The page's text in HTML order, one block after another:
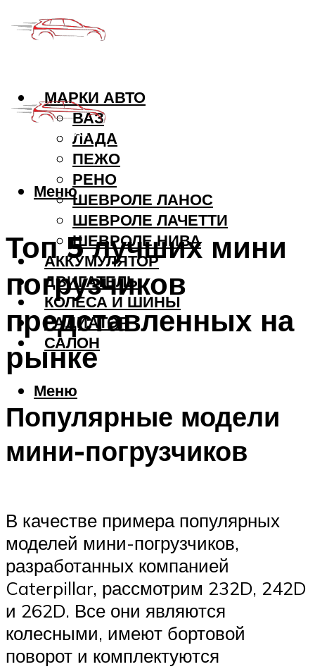
МАРКИ АВТО
ВАЗ
ЛАДА
ПЕЖО
РЕНО
ШЕВРОЛЕ ЛАНОС
ШЕВРОЛЕ ЛАЧЕТТИ
ШЕВРОЛЕ НИВА
АККУМУЛЯТОР
ДВИГАТЕЛЬ
КОЛЕСА И ШИНЫ
РАДИАТОР
САЛОН
Меню
Меню
Топ 5 лучших мини
погрузчиков
представленных на
рынке
Популярные модели
мини-погрузчиков
В качестве примера популярных
моделей мини-погрузчиков,
разработанных компанией
Caterpillar, рассмотрим 232D, 242D
и 262D. Все они являются
колесными, имеют бортовой
поворот и комплектуются